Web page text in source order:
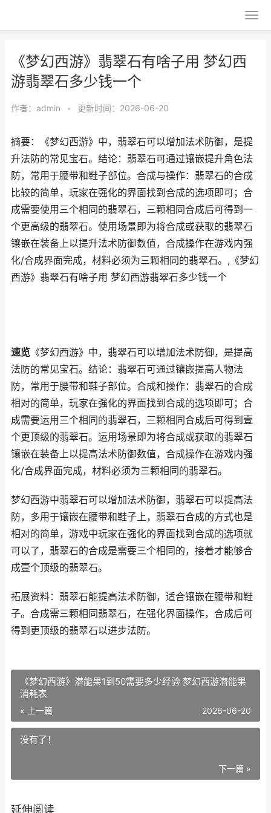
《梦幻西游》翡翠石有啥子用 梦幻西
游翡翠石多少钱一个
作者： admin • 更新时间：2026-06-20
摘要：《梦幻西游》中，翡翠石可以增加法术防御，是提
升法防的常见宝石。结论：翡翠石可通过镶嵌提升角色法
防，常用于腰带和鞋子部位。合成与操作：翡翠石的合成
比较的简单，玩家在强化的界面找到合成的选项即可；合
成需要使用三个相同的翡翠石，三颗相同合成后可得到一
个更高级的翡翠石。使用场景即为将合成或获取的翡翠石
镶嵌在装备上以提升法术防御数值，合成操作在游戏内强
化/合成界面完成，材料必须为三颗相同的翡翠石。,《梦幻
西游》翡翠石有啥子用 梦幻西游翡翠石多少钱一个
速览 《梦幻西游》中，翡翠石可以增加法术防御，是提高
法防的常见宝石。结论：翡翠石可通过镶嵌提高人物法
防，常用于腰带和鞋子部位。合成和操作：翡翠石的合成
相对的简单，玩家在强化的界面找到合成的选项即可；合
成需要运用三个相同的翡翠石，三颗相同合成后可得到壹
个更顶级的翡翠石。运用场景即为将合成或获取的翡翠石
镶嵌在装备上以提高法术防御数值，合成操作在游戏内强
化/合成界面完成，材料必须为三颗相同的翡翠石。
梦幻西游中翡翠石可以增加法术防御，翡翠石可以提高法
防，多用于镶嵌在腰带和鞋子上，翡翠石合成的方式也是
相对的简单，游戏中玩家在强化的界面找到合成的选项就
可以了，翡翠石的合成是需要三个相同的，接着才能够合
成壹个顶级的翡翠石。
拓展资料：翡翠石能提高法术防御，适合镶嵌在腰带和鞋
子。合成需三颗相同翡翠石，在强化界面操作，合成后可
得到更顶级的翡翠石以进步法防。
《梦幻西游》潜能果1到50需要多少经验 梦幻西游潜能果
消耗表
« 上一篇 2026-06-20
没有了！
下一篇 »
延伸阅读